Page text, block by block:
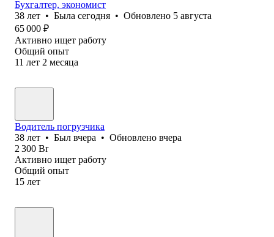
Бухгалтер, экономист
38 лет • Была сегодня • Обновлено 5 августа
65 000 ₽
Активно ищет работу
Общий опыт
11 лет 2 месяца
Водитель погрузчика
38 лет • Был вчера • Обновлено вчера
2 300 Br
Активно ищет работу
Общий опыт
15 лет